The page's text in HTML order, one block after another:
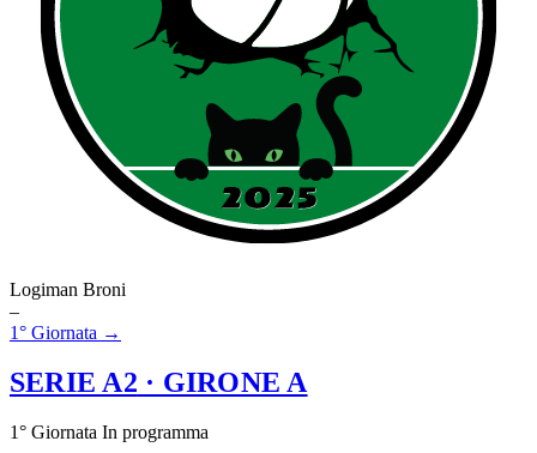
Logiman Broni
–
1° Giornata →
SERIE A2 · GIRONE A
1° Giornata In programma